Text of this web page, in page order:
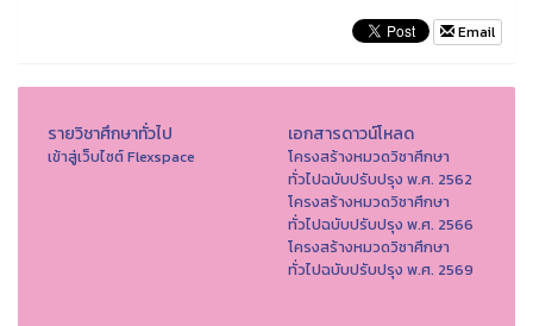
Email
รายวิชาศึกษาทั่วไป
เข้าสู่เว็บไซต์ Flexspace
เอกสารดาวน์โหลด
โครงสร้างหมวดวิชาศึกษา
ทั่วไปฉบับปรับปรุง พ.ศ. 2562
โครงสร้างหมวดวิชาศึกษา
ทั่วไปฉบับปรับปรุง พ.ศ. 2566
โครงสร้างหมวดวิชาศึกษา
ทั่วไปฉบับปรับปรุง พ.ศ. 2569